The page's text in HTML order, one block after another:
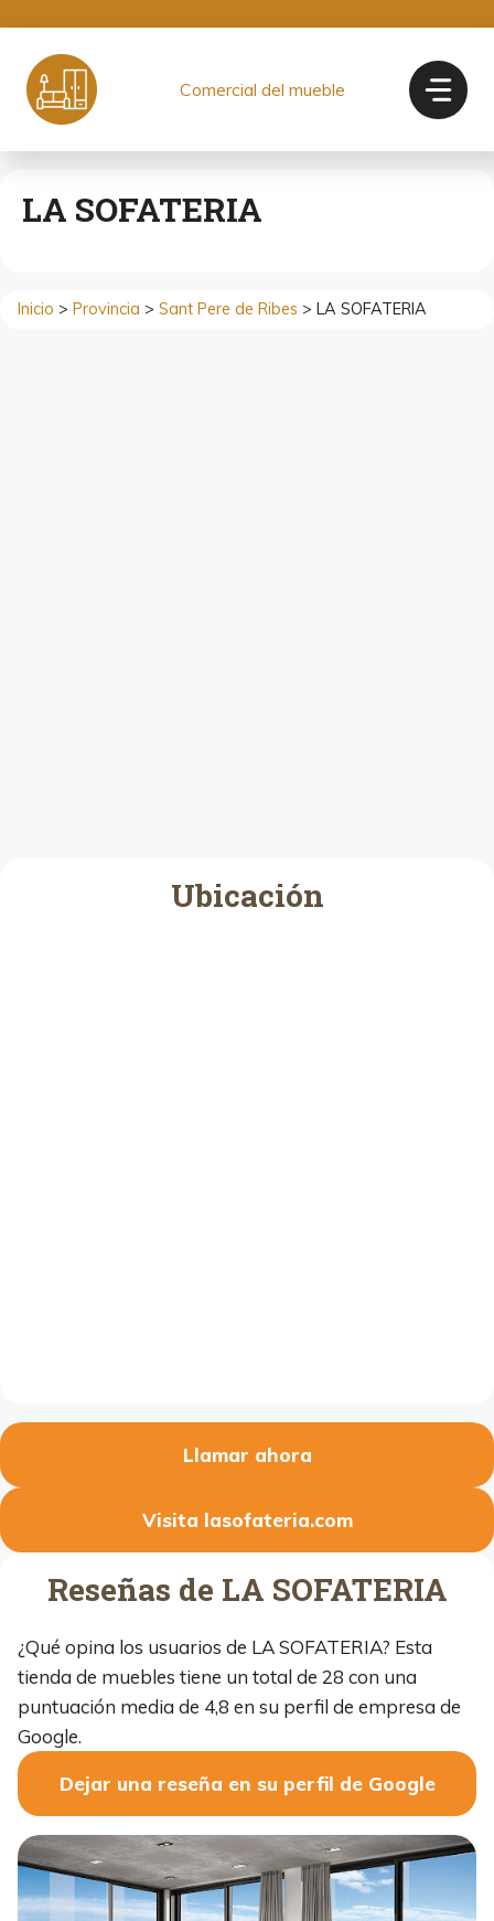
contenido
Comercial del mueble
LA SOFATERIA
Inicio > Provincia > Sant Pere de Ribes > LA SOFATERIA
Ubicación
Llamar ahora
Visita lasofateria.com
Reseñas de LA SOFATERIA
¿Qué opina los usuarios de LA SOFATERIA? Esta
tienda de muebles tiene un total de 28 con una
puntuación media de 4,8 en su perfil de empresa de
Google.
Dejar una reseña en su perfil de Google